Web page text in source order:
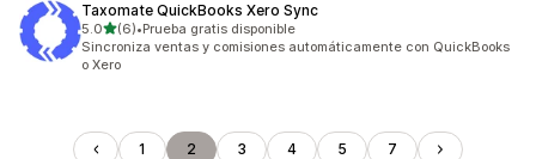
Taxomate QuickBooks Xero Sync
5.0de 5 estrellas
(6)
6 reseñas en total
•Prueba gratis disponible
Sincroniza ventas y comisiones automáticamente con QuickBooks
o Xero
1 2 3 4 5 7